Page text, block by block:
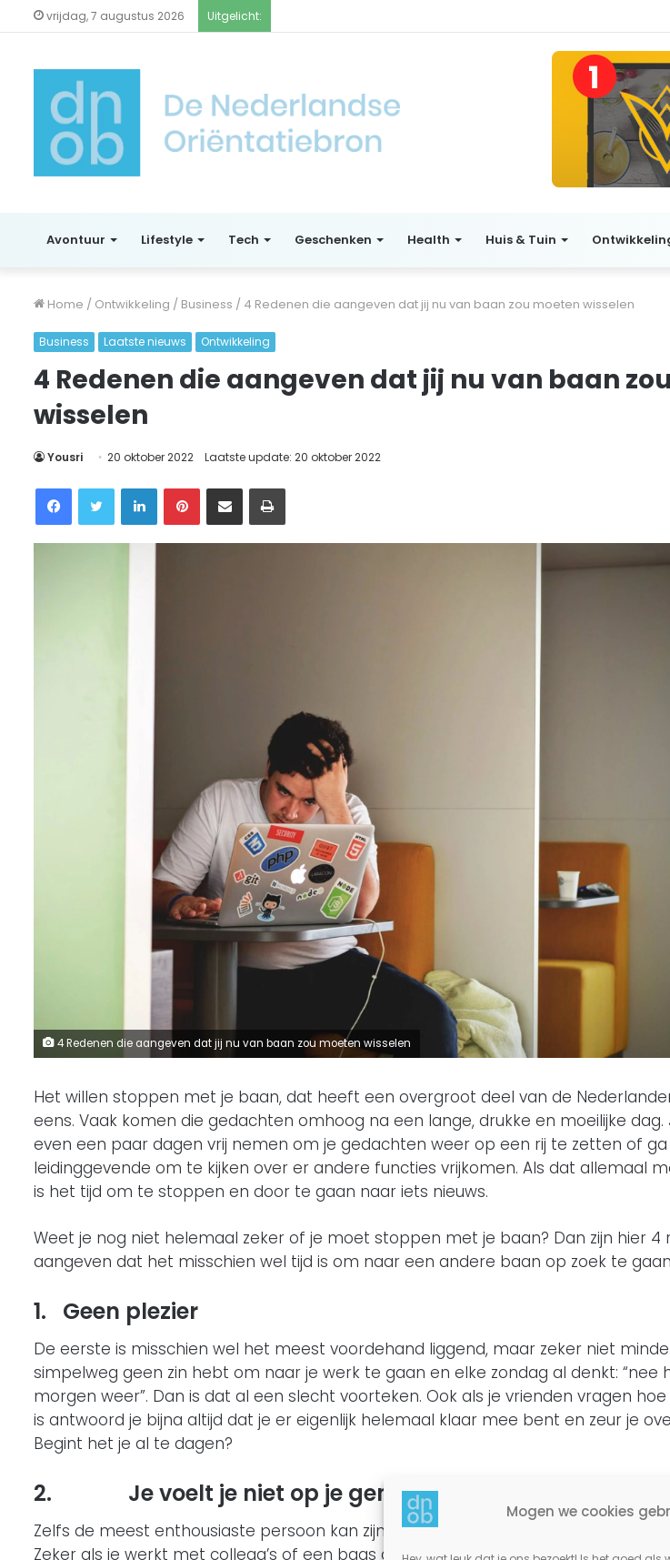
Mogen we cookies
vrijdag, 7 augustus 2026 Uitgelicht:
Avontuur Lifestyle Tech Geschenken Health Huis & Tuin
Home / Ontwikkeling / Business / 4 Redenen die aangeven dat jij nu van baan zou moeten wisselen
Business Laatste nieuws Ontwikkeling
4 Redenen die aangeven dat jij nu van baan
wisselen
Yousri 20 oktober 2022 Laatste update: 20 oktober 2022
FacebookTwitter LinkedInPinterestDelen via Email Printen
4 Redenen die aangeven dat jij nu van baan zou moeten wisselen
Het willen stoppen met je baan, dat heeft een overgroot deel van de
eens. Vaak komen die gedachten omhoog na een lange, drukke en moeilijke dag.
even een paar dagen vrij nemen om je gedachten weer op een rij te zetten of
leidinggevende om te kijken over er andere functies vrijkomen. Als dat allemaal
is het tijd om te stoppen en door te gaan naar iets nieuws.
Weet je nog niet helemaal zeker of je moet stoppen met je baan? Dan zijn hier 4
aangeven dat het misschien wel tijd is om naar een andere baan op zoek te
1. Geen plezier
De eerste is misschien wel het meest voordehand liggend, maar zeker niet
simpelweg geen zin hebt om naar je werk te gaan en elke zondag al denkt: “nee
morgen weer”. Dan is dat al een slecht voorteken. Ook als je vrienden vragen
is antwoord je bijna altijd dat je er eigenlijk helemaal klaar mee bent en zeur je
Begint het je al te dagen?
2. Je voelt je niet op je gemak
Zelfs de meest enthousiaste persoon kan zijn of haar vonk verliezen in een giftige
Zeker als je werkt met collega’s of een baas die passief-agressief zijn. Soms